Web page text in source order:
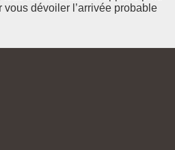
dévoiler l’arrivée probable